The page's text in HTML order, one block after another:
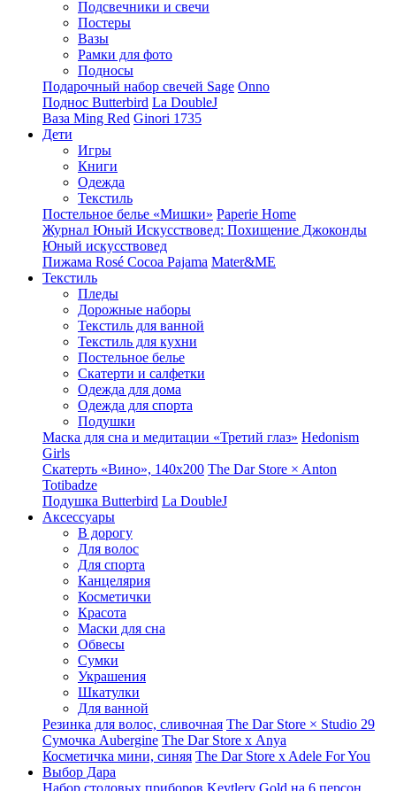
Подсвечники и свечи
Постеры
Вазы
Рамки для фото
Подносы
Подарочный набор свечей Sage Onno
Поднос Butterbird La DoubleJ
Ваза Ming Red Ginori 1735
Дети
Игры
Книги
Одежда
Текстиль
Постельное белье «Мишки» Paperie Home
Журнал Юный Искусствовед: Похищение Джоконды
Юный искусствовед
Пижама Rosé Cocoa Pajama Mater&ME
Текстиль
Пледы
Дорожные наборы
Текстиль для ванной
Текстиль для кухни
Постельное белье
Скатерти и салфетки
Одежда для дома
Одежда для спорта
Подушки
Маска для сна и медитации «Третий глаз» Hedonism
Girls
Скатерть «Вино», 140х200 The Dar Store × Anton
Totibadze
Подушка Butterbird La DoubleJ
Аксессуары
В дорогу
Для волос
Для спорта
Канцелярия
Косметички
Красота
Маски для сна
Обвесы
Сумки
Украшения
Шкатулки
Для ванной
Резинка для волос, сливочная The Dar Store × Studio 29
Сумочка Aubergine The Dar Store x Anya
Косметичка мини, синяя The Dar Store x Adele For You
Выбор Дара
Набор столовых приборов Keytlery Gold на 6 персон